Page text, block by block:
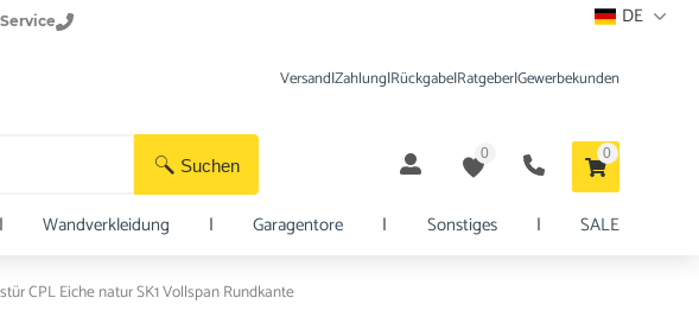
DE
Suchen
Versand|Zahlung|Rückgabe|Ratgeber|Gewerbekunden
0 0
| Wandverkleidung | Garagentore | Sonstiges | SALE
CPL Eiche natur SK1 Vollspan Rundkante